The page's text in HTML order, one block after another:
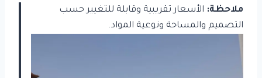
ملاحظة: الأسعار تقريبية وقابلة للتغيير حسب
التصميم والمساحة ونوعية المواد.